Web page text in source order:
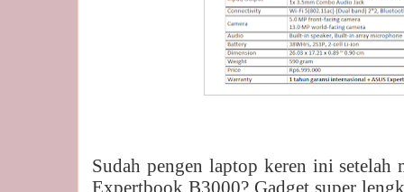
Sudah pengen laptop keren ini setelah
Expertbook B3000? Gadget super